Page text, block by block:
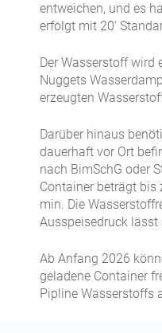
entweichen, und es
erfolgt mit 20‘
Der Wasserstoff wird
Nuggets
erzeugten
Darüber hinaus
dauerhaft vor Ort
nach BimSchG oder
Container beträgt
min. Die
Ausspeisedruck
Ab Anfang 2026
geladene Container
Pipline Wasserstoffs